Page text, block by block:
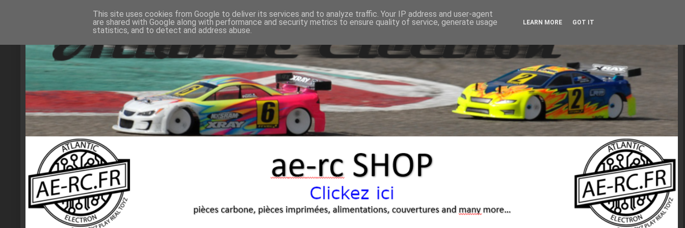
This site uses cookies from Google to deliver its services and to analyze traffic. Your IP address and user-agent
are shared with Google along with performance and security metrics to ensure quality of service, generate usage
statistics, and to detect and address abuse.
LEARN MORE GOT IT